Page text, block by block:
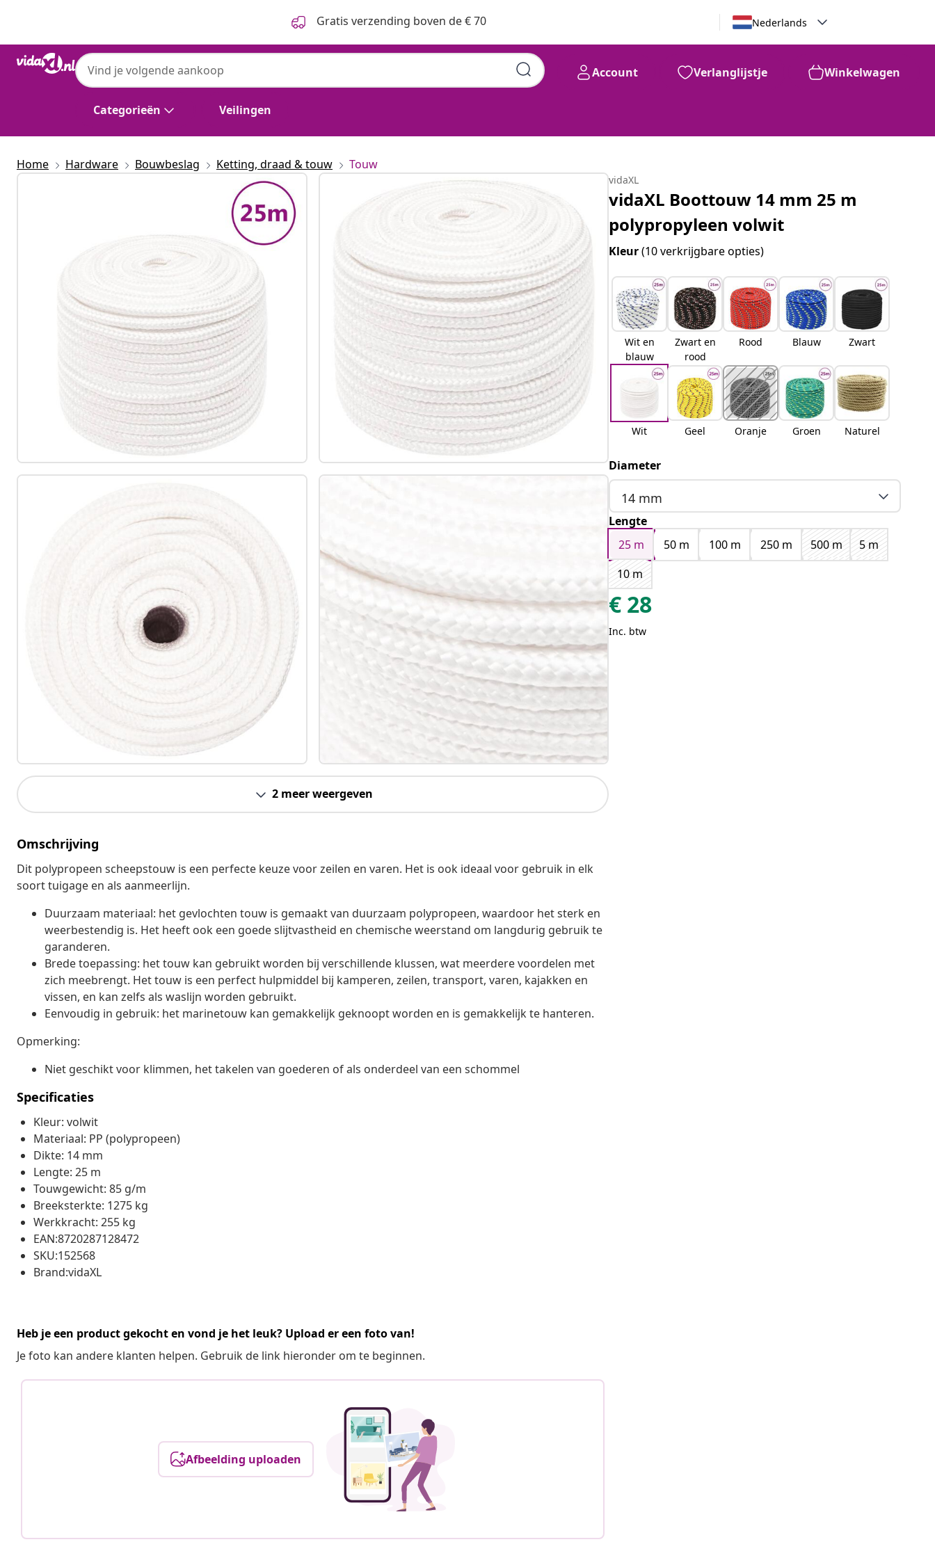
Gratis verzending boven de € 70 Nederlands
Categorieën Veilingen
Account Verlanglijstje Winkelwagen
Home Hardware Bouwbeslag Ketting, draad & touw Touw
2 meer weergeven
Omschrijving
Dit polypropeen scheepstouw is een perfecte keuze voor zeilen en varen. Het is ook ideaal voor gebruik in elk
soort tuigage en als aanmeerlijn.
Duurzaam materiaal: het gevlochten touw is gemaakt van duurzaam polypropeen, waardoor het sterk en
weerbestendig is. Het heeft ook een goede slijtvastheid en chemische weerstand om langdurig gebruik te
garanderen.
Brede toepassing: het touw kan gebruikt worden bij verschillende klussen, wat meerdere voordelen met
zich meebrengt. Het touw is een perfect hulpmiddel bij kamperen, zeilen, transport, varen, kajakken en
vissen, en kan zelfs als waslijn worden gebruikt.
Eenvoudig in gebruik: het marinetouw kan gemakkelijk geknoopt worden en is gemakkelijk te hanteren.
Opmerking:
Niet geschikt voor klimmen, het takelen van goederen of als onderdeel van een schommel
Specificaties
Kleur: volwit
Materiaal: PP (polypropeen)
Dikte: 14 mm
Lengte: 25 m
Touwgewicht: 85 g/m
Breeksterkte: 1275 kg
Werkkracht: 255 kg
EAN:8720287128472
SKU:152568
Brand:vidaXL
Heb je een product gekocht en vond je het leuk? Upload er een foto van!
Je foto kan andere klanten helpen. Gebruik de link hieronder om te beginnen.
Afbeelding uploaden
vidaXL
vidaXL Boottouw 14 mm 25 m
polypropyleen volwit
Kleur(10 verkrijgbare opties)
Wit en
blauw
Zwart en
rood
Rood Blauw Zwart
Wit Geel Oranje Groen Naturel
Diameter
14 mm
Lengte
25 m
50 m 100 m 250 m 500 m
5 m
10 m
€ 28
Inc. btw